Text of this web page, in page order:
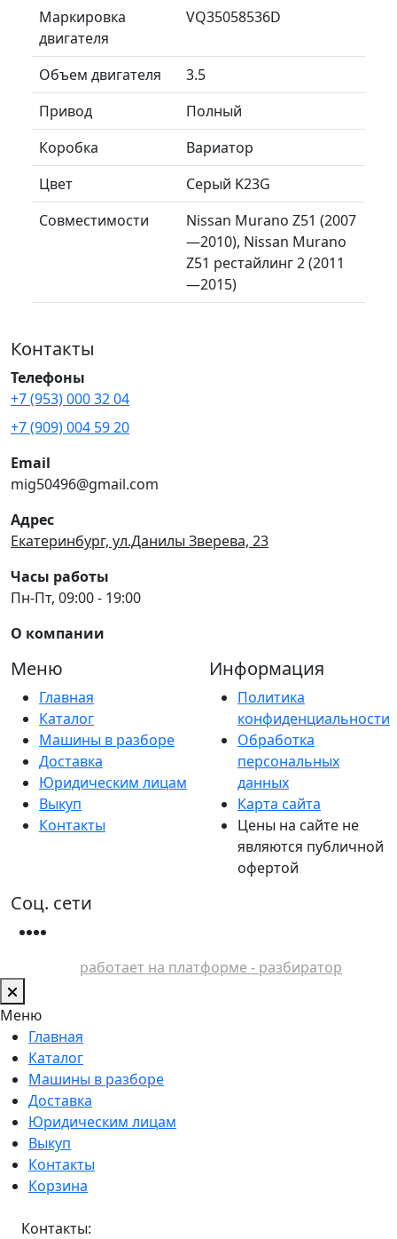
Маркировка
двигателя
VQ35058536D
Объем двигателя
3.5
Привод
Полный
Коробка
Вариатор
Цвет
Серый K23G
Совместимости
Nissan Murano Z51 (2007
—2010), Nissan Murano
Z51 рестайлинг 2 (2011
—2015)
Контакты
Телефоны
+7 (953) 000 32 04
+7 (909) 004 59 20
Email
mig50496@gmail.com
Адрес
Екатеринбург, ул.Данилы Зверева, 23
Часы работы
Пн-Пт, 09:00 - 19:00
О компании
Меню
Главная
Каталог
Машины в разборе
Доставка
Юридическим лицам
Выкуп
Контакты
Информация
Политика
конфиденциальности
Обработка
персональных
данных
Карта сайта
Цены на сайте не
являются публичной
офертой
Соц. сети
работает на платформе - разбиратор
Меню
Главная
Каталог
Машины в разборе
Доставка
Юридическим лицам
Выкуп
Контакты
Корзина
Контакты: